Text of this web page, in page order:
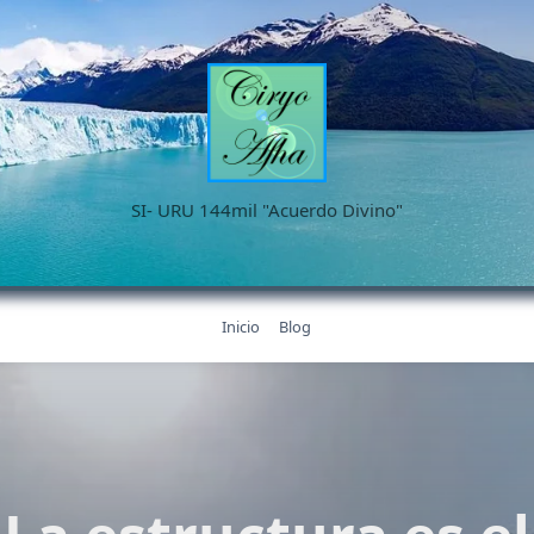
SI- URU 144mil "Acuerdo Divino"
Inicio Blog